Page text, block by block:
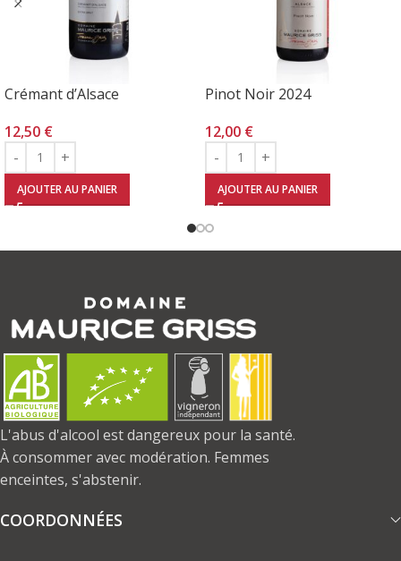
Crémant d’Alsace
12,50 €
AJOUTER AU PANIER
Pinot Noir 2024
12,00 €
AJOUTER AU PANIER
L'abus d'alcool est dangereux pour la santé.
À consommer avec modération. Femmes
enceintes, s'abstenir.
COORDONNÉES